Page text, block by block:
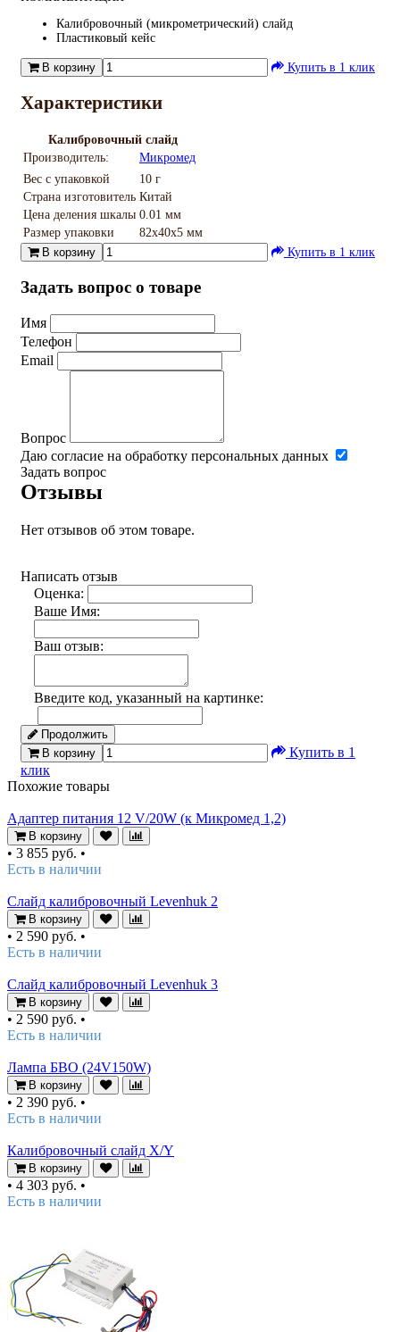
Калибровочный (микрометрический) слайд
Пластиковый кейс
В корзину Купить в 1 клик
Характеристики
Калибровочный слайд
Производитель:
Микромед
Вес с упаковкой
10 г
Страна изготовитель Китай
Цена деления шкалы 0.01 мм
Размер упаковки
82х40х5 мм
В корзину
Купить в 1 клик
Задать вопрос о товаре
Имя
Телефон
Email
Вопрос
Даю согласие на обработку персональных данных
Задать вопрос
Отзывы
Нет отзывов об этом товаре.
Написать отзыв
Оценка:
Ваше Имя:
Ваш отзыв:
Введите код, указанный на картинке:
Продолжить
В корзину
Купить в 1
клик
Похожие товары
Адаптер питания 12 V/20W (к Микромед 1,2)
В корзину
• 3 855 руб. •
Есть в наличии
Слайд калибровочный Levenhuk 2
В корзину
• 2 590 руб. •
Есть в наличии
Слайд калибровочный Levenhuk 3
В корзину
• 2 590 руб. •
Есть в наличии
Лампа БВО (24V150W)
В корзину
• 2 390 руб. •
Есть в наличии
Калибровочный слайд X/Y
В корзину
• 4 303 руб. •
Есть в наличии